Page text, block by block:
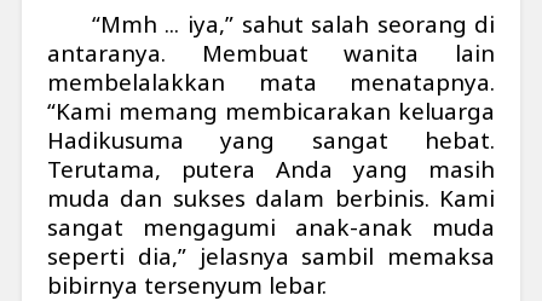
“Mmh ... iya,” sahut salah seorang di
antaranya. Membuat wanita lain
membelalakkan mata menatapnya.
“Kami memang membicarakan keluarga
Hadikusuma yang sangat hebat.
Terutama, putera Anda yang masih
muda dan sukses dalam berbinis. Kami
sangat mengagumi anak-anak muda
seperti dia,” jelasnya sambil memaksa
bibirnya tersenyum lebar.